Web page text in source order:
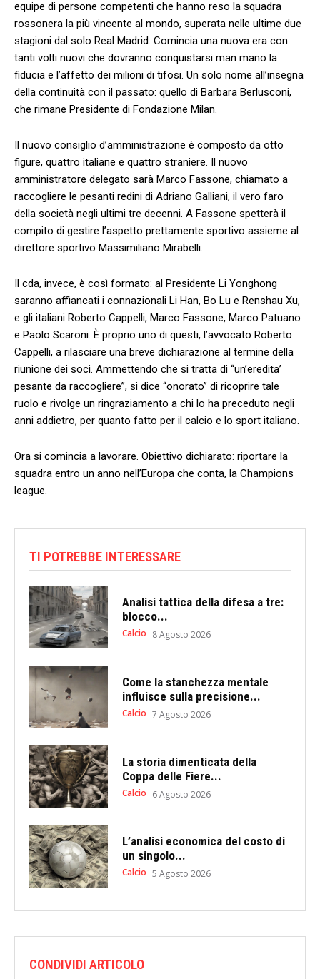
equipe di persone competenti che hanno reso la squadra
rossonera la più vincente al mondo, superata nelle ultime due
stagioni dal solo Real Madrid. Comincia una nuova era con
tanti volti nuovi che dovranno conquistarsi man mano la
fiducia e l’affetto dei milioni di tifosi. Un solo nome all’insegna
della continuità con il passato: quello di Barbara Berlusconi,
che rimane Presidente di Fondazione Milan.
Il nuovo consiglio d’amministrazione è composto da otto
figure, quattro italiane e quattro straniere. Il nuovo
amministratore delegato sarà Marco Fassone, chiamato a
raccogliere le pesanti redini di Adriano Galliani, il vero faro
della società negli ultimi tre decenni. A Fassone spetterà il
compito di gestire l’aspetto prettamente sportivo assieme al
direttore sportivo Massimiliano Mirabelli.
Il cda, invece, è così formato: al Presidente Li Yonghong
saranno affiancati i connazionali Li Han, Bo Lu e Renshau Xu,
e gli italiani Roberto Cappelli, Marco Fassone, Marco Patuano
e Paolo Scaroni. È proprio uno di questi, l’avvocato Roberto
Cappelli, a rilasciare una breve dichiarazione al termine della
riunione dei soci. Ammettendo che si tratta di “un’eredita’
pesante da raccogliere”, si dice “onorato” di ricoprire tale
ruolo e rivolge un ringraziamento a chi lo ha preceduto negli
anni addietro, per quanto fatto per il calcio e lo sport italiano.
Ora si comincia a lavorare. Obiettivo dichiarato: riportare la
squadra entro un anno nell’Europa che conta, la Champions
league.
TI POTREBBE INTERESSARE
Analisi tattica della difesa a tre:
blocco...
Calcio 8 Agosto 2026
Come la stanchezza mentale
influisce sulla precisione...
Calcio 7 Agosto 2026
La storia dimenticata della
Coppa delle Fiere...
Calcio 6 Agosto 2026
L’analisi economica del costo di
un singolo...
Calcio 5 Agosto 2026
CONDIVIDI ARTICOLO